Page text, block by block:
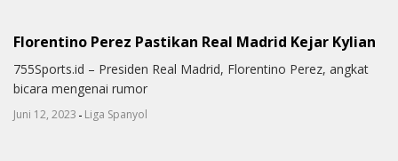
Florentino Perez Pastikan Real Madrid Kejar Kylian
755Sports.id – Presiden Real Madrid, Florentino Perez, angkat
bicara mengenai rumor
Juni 12, 2023 - Liga Spanyol